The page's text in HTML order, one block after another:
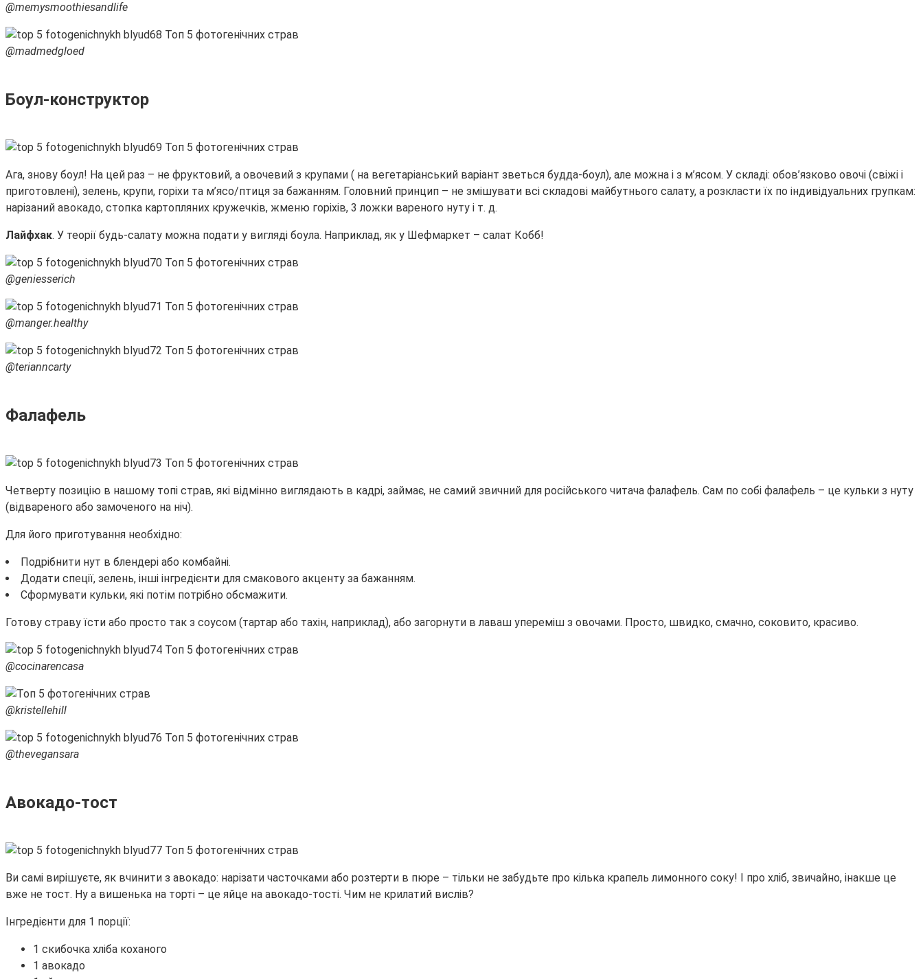
@memysmoothiesandlife
@madmedgloed
Боул-конструктор
Ага, знову боул! На цей раз – не фруктовий, а овочевий з крупами ( на вегетаріанський варіант зветься будда-боул), але можна і з м’ясом. У складі: обов’язково овочі (свіжі і
приготовлені), зелень, крупи, горіхи та м’ясо/птиця за бажанням. Головний принцип – не змішувати всі складові майбутнього салату, а розкласти їх по індивідуальних групкам:
нарізаний авокадо, стопка картопляних кружечків, жменю горіхів, 3 ложки вареного нуту і т. д.
Лайфхак. У теорії будь-салату можна подати у вигляді боула. Наприклад, як у Шефмаркет – салат Кобб!
@geniesserich
@manger.healthy
@terianncarty
Фалафель
Четверту позицію в нашому топі страв, які відмінно виглядають в кадрі, займає, не самий звичний для російського читача фалафель. Сам по собі фалафель – це кульки з нуту
(відвареного або замоченого на ніч).
Для його приготування необхідно:
Подрібнити нут в блендері або комбайні.
Додати спеції, зелень, інші інгредієнти для смакового акценту за бажанням.
Сформувати кульки, які потім потрібно обсмажити.
Готову страву їсти або просто так з соусом (тартар або тахін, наприклад), або загорнути в лаваш упереміш з овочами. Просто, швидко, смачно, соковито, красиво.
@cocinarencasa
@kristellehill
@thevegansara
Авокадо-тост
Ви самі вирішуєте, як вчинити з авокадо: нарізати часточками або розтерти в пюре – тільки не забудьте про кілька крапель лимонного соку! І про хліб, звичайно, інакше це
вже не тост. Ну а вишенька на торті – це яйце на авокадо-тості. Чим не крилатий вислів?
Інгредієнти для 1 порції:
1 скибочка хліба коханого
1 авокадо